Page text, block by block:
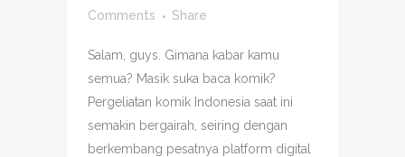
Comments
Share
Salam, guys. Gimana kabar kamu
semua? Masik suka baca komik?
Pergeliatan komik Indonesia saat ini
semakin bergairah, seiring dengan
berkembang pesatnya platform digital